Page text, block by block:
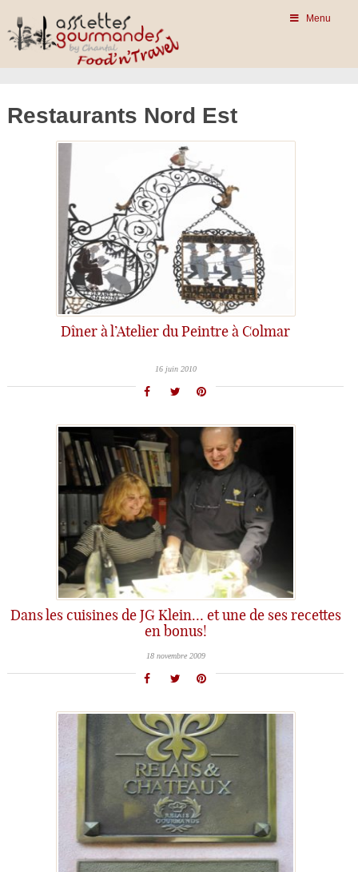
Menu
Restaurants Nord Est
Dîner à l’Atelier du Peintre à Colmar
16 juin 2010
Dans les cuisines de JG Klein… et une de ses recettes
en bonus!
18 novembre 2009